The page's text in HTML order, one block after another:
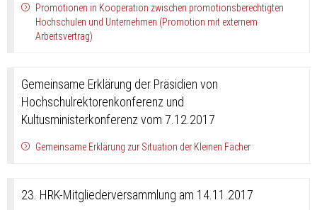
Promotionen in Kooperation zwischen promotionsberechtigten
Hochschulen und Unternehmen (Promotion mit externem
Arbeitsvertrag)
Gemeinsame Erklärung der Präsidien von
Hochschulrektorenkonferenz und
Kultusministerkonferenz vom 7.12.2017
Gemeinsame Erklärung zur Situation der Kleinen Fächer
23. HRK-Mitgliederversammlung am 14.11.2017